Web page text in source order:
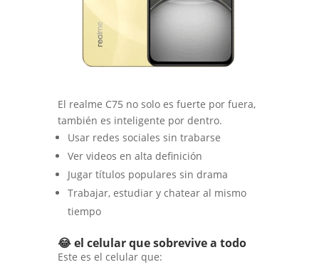
El realme C75 no solo es fuerte por fuera,
también es inteligente por dentro.
Usar redes sociales sin trabarse
Ver videos en alta definición
Jugar títulos populares sin drama
Trabajar, estudiar y chatear al mismo
tiempo
😂 el celular que sobrevive a todo
Este es el celular que: